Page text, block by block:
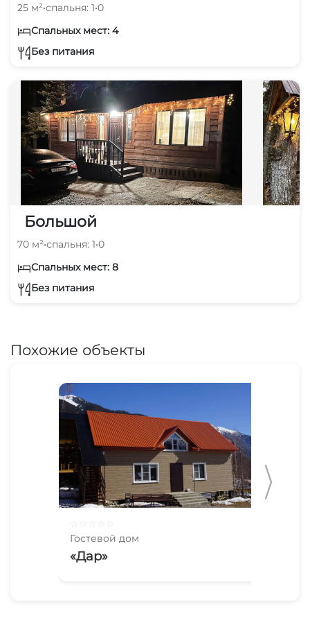
25 м²•спальня: 1•0
Спальных мест: 4
Без питания
Большой
70 м²•спальня: 1•0
Спальных мест: 8
Без питания
Похожие объекты
Гостевой дом
«Дар»